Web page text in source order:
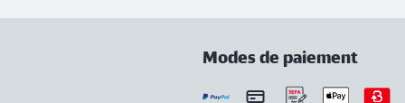
Modes de paiement